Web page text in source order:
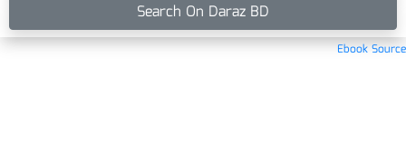
Search On Daraz BD
Ebook Source